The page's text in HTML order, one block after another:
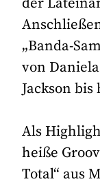
der
„Banda-
von
Jackson bis
Als
heiße
Total“ aus